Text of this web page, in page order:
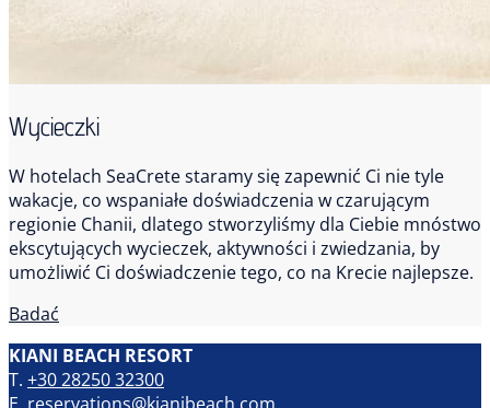
Wycieczki
W hotelach SeaCrete staramy się zapewnić Ci nie tyle
wakacje, co wspaniałe doświadczenia w czarującym
regionie Chanii, dlatego stworzyliśmy dla Ciebie mnóstwo
ekscytujących wycieczek, aktywności i zwiedzania, by
umożliwić Ci doświadczenie tego, co na Krecie najlepsze.
Badać
KIANI BEACH RESORT
T. +30 28250 32300